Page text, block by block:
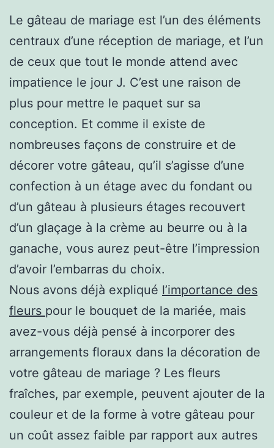
Le gâteau de mariage est l’un des éléments
centraux d’une réception de mariage, et l’un
de ceux que tout le monde attend avec
impatience le jour J. C’est une raison de
plus pour mettre le paquet sur sa
conception. Et comme il existe de
nombreuses façons de construire et de
décorer votre gâteau, qu’il s’agisse d’une
confection à un étage avec du fondant ou
d’un gâteau à plusieurs étages recouvert
d’un glaçage à la crème au beurre ou à la
ganache, vous aurez peut-être l’impression
d’avoir l’embarras du choix.
Nous avons déjà expliqué l’importance des
fleurs pour le bouquet de la mariée, mais
avez-vous déjà pensé à incorporer des
arrangements floraux dans la décoration de
votre gâteau de mariage ? Les fleurs
fraîches, par exemple, peuvent ajouter de la
couleur et de la forme à votre gâteau pour
un coût assez faible par rapport aux autres